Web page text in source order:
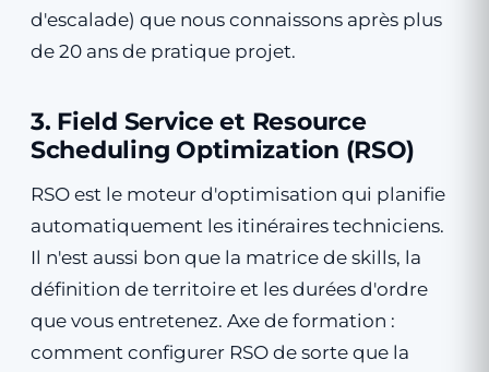
d'escalade) que nous connaissons après plus
de 20 ans de pratique projet.
3. Field Service et Resource
Scheduling Optimization (RSO)
RSO est le moteur d'optimisation qui planifie
automatiquement les itinéraires techniciens.
Il n'est aussi bon que la matrice de skills, la
définition de territoire et les durées d'ordre
que vous entretenez. Axe de formation :
comment configurer RSO de sorte que la